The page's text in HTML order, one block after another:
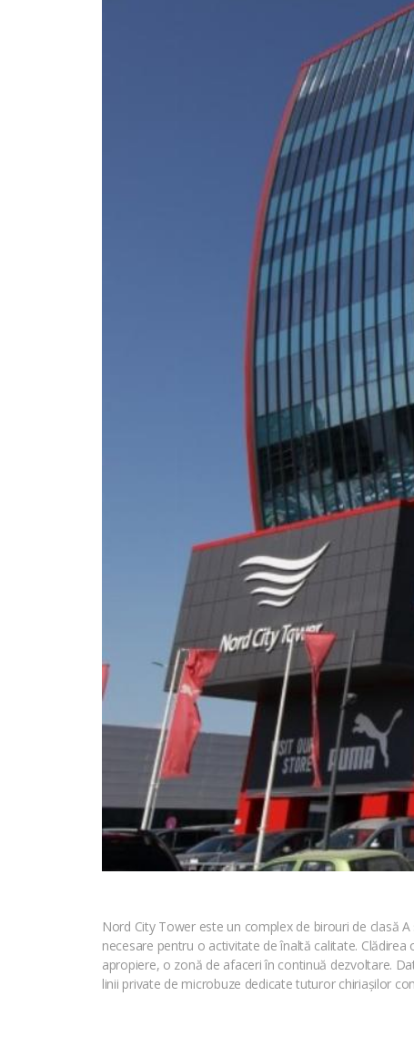
Nord City Tower este un complex de birouri de clasă
necesare pentru o activitate de înaltă calitate.
apropiere, o zonă de afaceri în continuă dezvoltare.
linii private de microbuze dedicate tuturor chiriașilor